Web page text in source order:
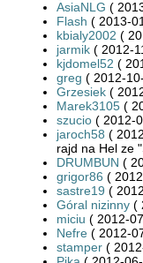
AsiaNLG (
Flash ( 2013-
kbialy2002 (
jarmik ( 2012-
kjdomel52 (
greg ( 2012-
Grzesiek (
Marek3105 (
szucio ( 2012-
jaroch58 (
rajd na Hel ze
DRUMBUN (
grigor86 (
sastre19 (
Góral nizinny (
miciu ( 2012-
Nefre ( 2012-
stamper (